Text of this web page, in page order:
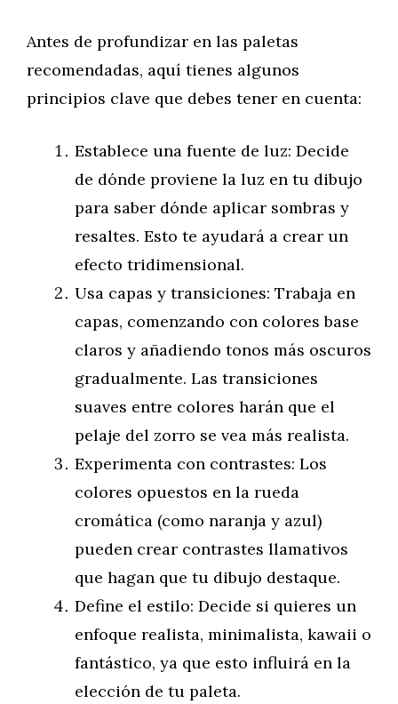
Antes de profundizar en las paletas
recomendadas, aquí tienes algunos
principios clave que debes tener en cuenta:
Establece una fuente de luz: Decide
de dónde proviene la luz en tu dibujo
para saber dónde aplicar sombras y
resaltes. Esto te ayudará a crear un
efecto tridimensional.
Usa capas y transiciones: Trabaja en
capas, comenzando con colores base
claros y añadiendo tonos más oscuros
gradualmente. Las transiciones
suaves entre colores harán que el
pelaje del zorro se vea más realista.
Experimenta con contrastes: Los
colores opuestos en la rueda
cromática (como naranja y azul)
pueden crear contrastes llamativos
que hagan que tu dibujo destaque.
Define el estilo: Decide si quieres un
enfoque realista, minimalista, kawaii o
fantástico, ya que esto influirá en la
elección de tu paleta.